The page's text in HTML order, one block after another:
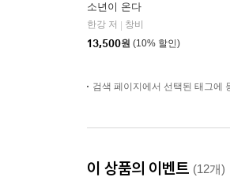
소년이 온다
한강 저
창비
13,500원 (10% 할인)
검색 페이지에서 선택된 태그에
이 상품의 이벤트 (12개)